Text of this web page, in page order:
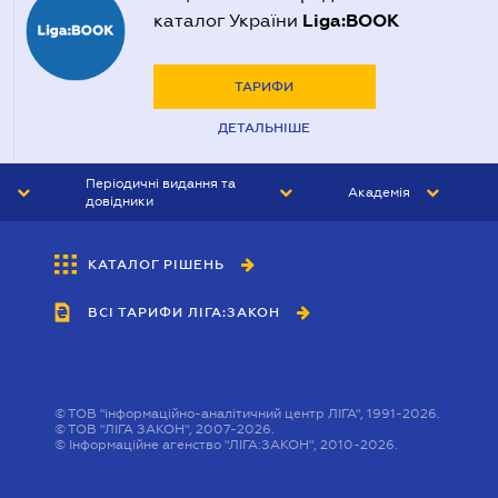
каталог України Liga:BOOK
ТАРИФИ
ДЕТАЛЬНІШЕ
Періодичні видання та
довідники
БУХГАЛТЕР&ЗАКОН
ВІСНИК МСФЗ
Академія
КАТАЛОГ РІШЕНЬ
ВСІ ТАРИФИ ЛІГА:ЗАКОН
©ТОВ "інформаційно-аналітичний центр ЛІГА", 1991-2026.
©ТОВ "ЛІГА ЗАКОН", 2007-2026.
© Інформаційне агенство "ЛІГА:ЗАКОН", 2010-2026.